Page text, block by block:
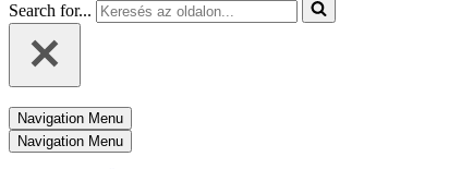
Search for...
Navigation Menu
Navigation Menu